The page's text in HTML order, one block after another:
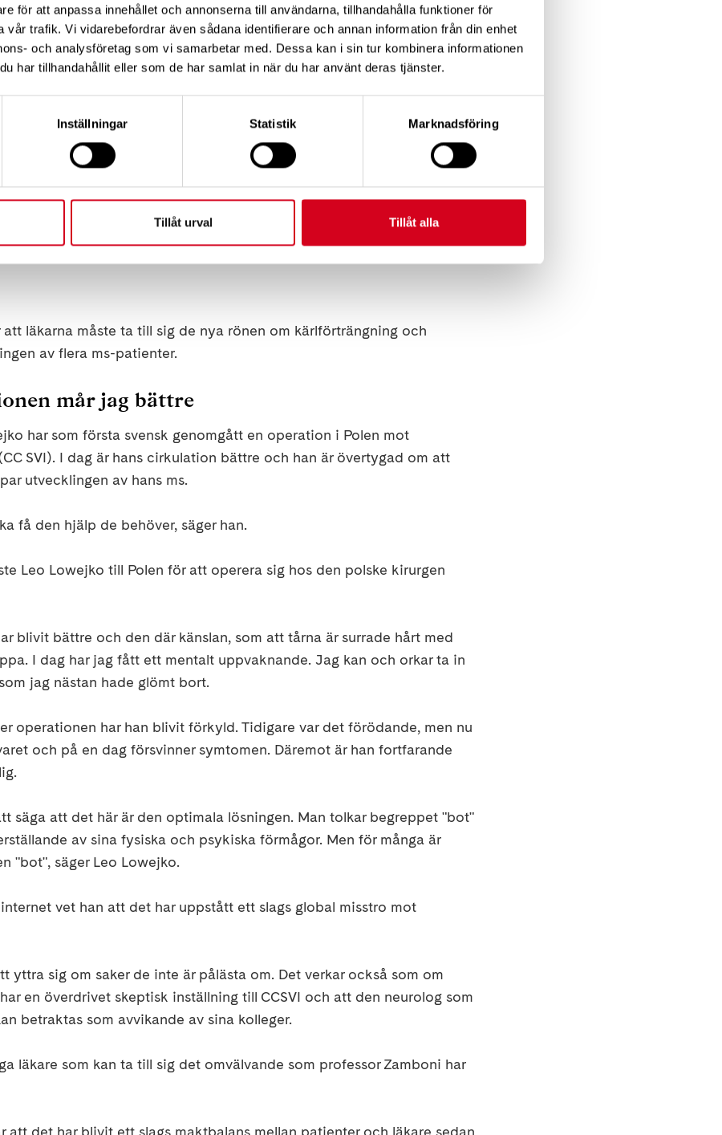
för att anpassa innehållet och annonserna till användarna, tillhandahålla funktioner för
vår trafik. Vi vidarebefordrar även sådana identifierare och annan information från din enhet
och analysföretag som vi samarbetar med. Dessa kan i sin tur kombinera informationen
har tillhandahållit eller som de har samlat in när du har använt deras tjänster.
Inställningar Statistik Marknadsföring
Tillåt urval Tillåt alla
månad sedan Johan Nilsson behandlades:
kan sakta ner tempot på sjukdomen och jag försöker tona ned
månad innan jag plockar fram det stora leendet.
cerebrospinal venous insufficiency eller kronisk cerebrospinal venös
blockeringar i jugularvenerna i halsen (se ovan) kan vara medfödda. De
hjälp av magnetkamera, ultraljud eller en kärlspecialist.
att läkarna måste ta till sig de nya rönen om kärlförträngning och
av flera ms-patienter.
mår jag bättre
har som första svensk genomgått en operation i Polen mot
SVI). I dag är hans cirkulation bättre och han är övertygad om att
utvecklingen av hans ms.
få den hjälp de behöver, säger han.
Leo Lowejko till Polen för att operera sig hos den polske kirurgen
blivit bättre och den där känslan, som att tårna är surrade hårt med
I dag har jag fått ett mentalt uppvaknande. Jag kan och orkar ta in
jag nästan hade glömt bort.
operationen har han blivit förkyld. Tidigare var det förödande, men nu
och på en dag försvinner symtomen. Däremot är han fortfarande
säga att det här är den optimala lösningen. Man tolkar begreppet "bot"
av sina fysiska och psykiska förmågor. Men för många är
"bot", säger Leo Lowejko.
vet han att det har uppstått ett slags global misstro mot
yttra sig om saker de inte är pålästa om. Det verkar också som om
en överdrivet skeptisk inställning till CCSVI och att den neurolog som
betraktas som avvikande av sina kolleger.
läkare som kan ta till sig det omvälvande som professor Zamboni har
att det har blivit ett slags maktbalans mellan patienter och läkare sedan